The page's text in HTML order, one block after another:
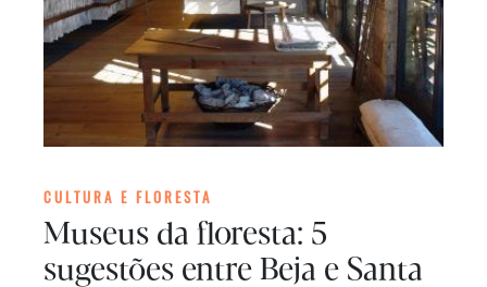
CULTURA E FLORESTA
Museus da floresta: 5
sugestões entre Beja e Santa